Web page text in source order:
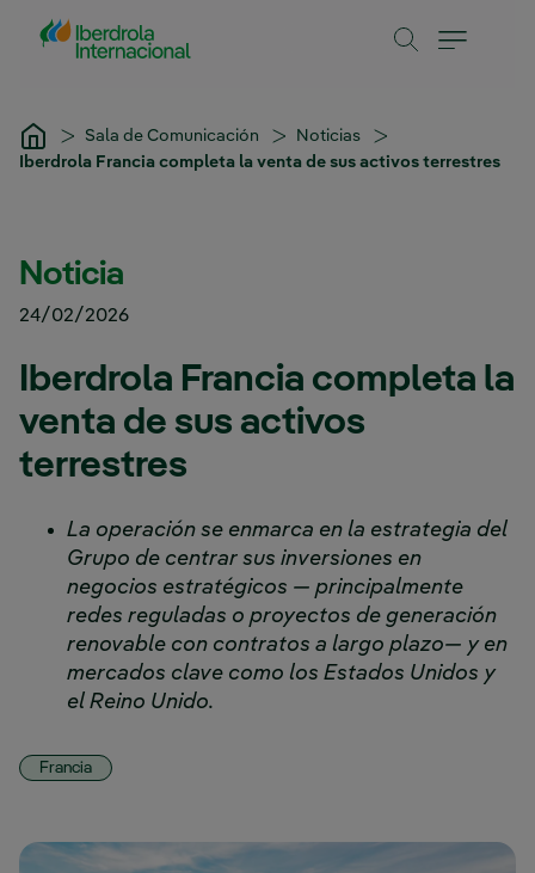
Saltar al contenido principal
Sala de Comunicación
Noticias
Iberdrola Francia completa la venta de sus activos terrestres
Noticia
24/02/2026
Iberdrola Francia completa la
venta de sus activos
terrestres
La operación se enmarca en la estrategia del
Grupo de centrar sus inversiones en
negocios estratégicos — principalmente
redes reguladas o proyectos de generación
renovable con contratos a largo plazo— y en
mercados clave como los Estados Unidos y
el Reino Unido.
Francia